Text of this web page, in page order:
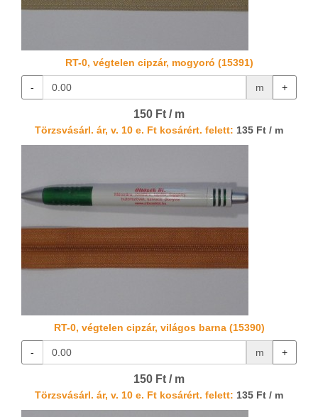
RT-0, végtelen cipzár, mogyoró (15391)
- m +
150 Ft / m
Törzsvásárl. ár, v. 10 e. Ft kosárért. felett: 135 Ft / m
RT-0, végtelen cipzár, világos barna (15390)
- m +
150 Ft / m
Törzsvásárl. ár, v. 10 e. Ft kosárért. felett: 135 Ft / m